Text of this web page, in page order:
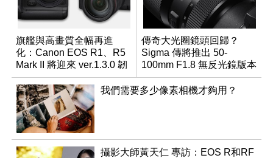
旗艦與高畫質全幅再進
化：Canon EOS R1、R5
Mark II 將迎來 ver.1.3.0 韌
體更新
傳奇大光圈鏡頭回歸？
Sigma 傳將推出 50-
100mm F1.8 無反光鏡版本
我們需要多少像素相機才夠用？
攝影大師黃天仁 專訪：EOS R和RF